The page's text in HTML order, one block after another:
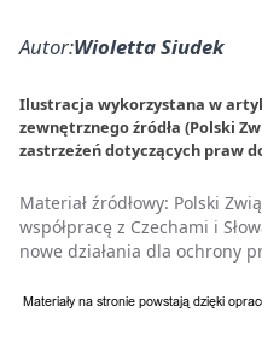
Autor:Wioletta Siudek
Ilustracja wykorzystana w
zewnętrznego źródła (Polski
zastrzeżeń dotyczących praw
Materiał źródłowy: Polski
współpracę z Czechami i
nowe działania dla ochrony